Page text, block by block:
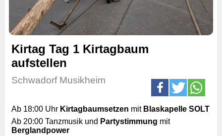
Kirtag Tag 1 Kirtagbaum
aufstellen
Schwadorf Musikheim
Ab 18:00 Uhr Kirtagbaumsetzen mit Blaskapelle SOLT
Ab 20:00 Tanzmusik und Partystimmung mit
Berglandpower